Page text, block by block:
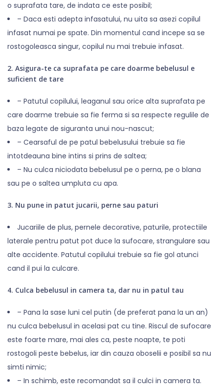
o suprafata tare, de indata ce este posibil;
– Daca esti adepta infasatului, nu uita sa asezi copilul
infasat numai pe spate. Din momentul cand incepe sa se
rostogoleasca singur, copilul nu mai trebuie infasat.
2. Asigura-te ca suprafata pe care doarme bebelusul e
suficient de tare
– Patutul copilului, leaganul sau orice alta suprafata pe
care doarme trebuie sa fie ferma si sa respecte regulile de
baza legate de siguranta unui nou-nascut;
– Cearsaful de pe patul bebelusului trebuie sa fie
intotdeauna bine intins si prins de saltea;
– Nu culca niciodata bebelusul pe o perna, pe o blana
sau pe o saltea umpluta cu apa.
3. Nu pune in patut jucarii, perne sau paturi
Jucariile de plus, pernele decorative, paturile, protectiile
laterale pentru patut pot duce la sufocare, strangulare sau
alte accidente. Patutul copilului trebuie sa fie gol atunci
cand il pui la culcare.
4. Culca bebelusul in camera ta, dar nu in patul tau
– Pana la sase luni cel putin (de preferat pana la un an)
nu culca bebelusul in acelasi pat cu tine. Riscul de sufocare
este foarte mare, mai ales ca, peste noapte, te poti
rostogoli peste bebelus, iar din cauza oboselii e posibil sa nu
simti nimic;
– In schimb, este recomandat sa il culci in camera ta.